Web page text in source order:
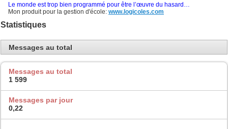
Le monde est trop bien programmé pour être l’œuvre du hasard…
Mon produit pour la gestion d'école: www.logicoles.com
Statistiques
Messages au total
Messages au total
1 599
Messages par jour
0,22